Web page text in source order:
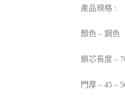
產品規格 :
顏色 – 鋼色
鎖芯長度 –
門厚 – 45 –